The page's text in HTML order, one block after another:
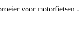
voor motorfietsen -